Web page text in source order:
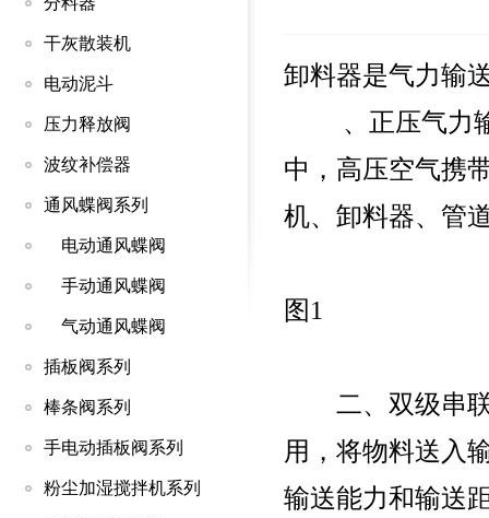
干灰散装机
电动泥斗
压力释放阀
波纹补偿器
通风蝶阀系列
电动通风蝶阀
手动通风蝶阀
气动通风蝶阀
插板阀系列
棒条阀系列
手电动插板阀系列
粉尘加湿搅拌机系列
卸料器是气力输
、正压气力输
中，高压空气携
机、卸料器、管
图1
二、双级串联
用，将物料送入
输送能力和输送